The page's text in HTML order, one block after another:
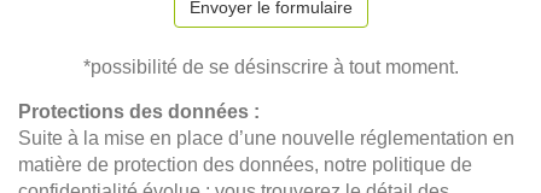
Envoyer le formulaire
*possibilité de se désinscrire à tout moment.
Protections des données :
Suite à la mise en place d’une nouvelle réglementation en
matière de protection des données, notre politique de